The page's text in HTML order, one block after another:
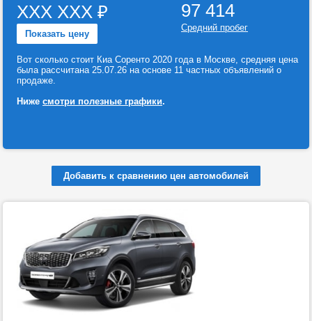
ХХХ ХХХ ₽
Показать цену
97 414
Средний пробег
Вот сколько стоит Киа Соренто 2020 года в Москве, средняя цена
была рассчитана 25.07.26 на основе 11 частных объявлений о
продаже.
Ниже смотри полезные графики.
Добавить к сравнению цен автомобилей